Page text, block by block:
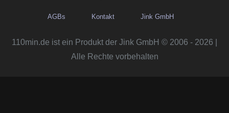
AGBs Kontakt Jink GmbH
110min.de ist ein Produkt der Jink GmbH © 2006 - 2026 |
Alle Rechte vorbehalten